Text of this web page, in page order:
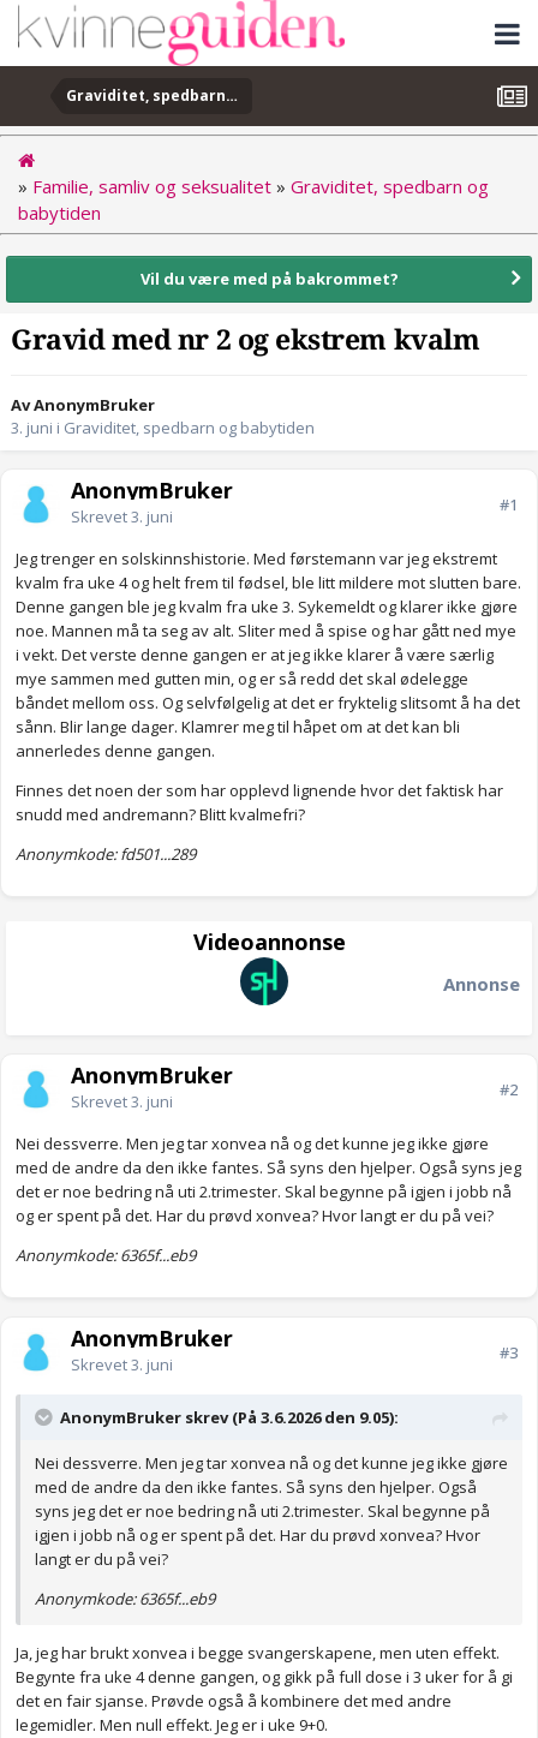
Graviditet, spedbarn og babytiden
» Familie, samliv og seksualitet » Graviditet, spedbarn og
babytiden
Vil du være med på bakrommet?
Gravid med nr 2 og ekstrem kvalm
Av AnonymBruker
3. juni i Graviditet, spedbarn og babytiden
AnonymBruker
Skrevet3. juni
#1
Jeg trenger en solskinnshistorie. Med førstemann var jeg ekstremt
kvalm fra uke 4 og helt frem til fødsel, ble litt mildere mot slutten bare.
Denne gangen ble jeg kvalm fra uke 3. Sykemeldt og klarer ikke gjøre
noe. Mannen må ta seg av alt. Sliter med å spise og har gått ned mye
i vekt. Det verste denne gangen er at jeg ikke klarer å være særlig
mye sammen med gutten min, og er så redd det skal ødelegge
båndet mellom oss. Og selvfølgelig at det er fryktelig slitsomt å ha det
sånn. Blir lange dager. Klamrer meg til håpet om at det kan bli
annerledes denne gangen.
Finnes det noen der som har opplevd lignende hvor det faktisk har
snudd med andremann? Blitt kvalmefri?
Anonymkode: fd501...289
Videoannonse
Annonse
AnonymBruker
Skrevet3. juni
#2
Nei dessverre. Men jeg tar xonvea nå og det kunne jeg ikke gjøre
med de andre da den ikke fantes. Så syns den hjelper. Også syns jeg
det er noe bedring nå uti 2.trimester. Skal begynne på igjen i jobb nå
og er spent på det. Har du prøvd xonvea? Hvor langt er du på vei?
Anonymkode: 6365f...eb9
AnonymBruker
Skrevet3. juni
#3
AnonymBruker skrev (På 3.6.2026 den 9.05):
Nei dessverre. Men jeg tar xonvea nå og det kunne jeg ikke gjøre
med de andre da den ikke fantes. Så syns den hjelper. Også
syns jeg det er noe bedring nå uti 2.trimester. Skal begynne på
igjen i jobb nå og er spent på det. Har du prøvd xonvea? Hvor
langt er du på vei?
Anonymkode: 6365f...eb9
Ja, jeg har brukt xonvea i begge svangerskapene, men uten effekt.
Begynte fra uke 4 denne gangen, og gikk på full dose i 3 uker for å gi
det en fair sjanse. Prøvde også å kombinere det med andre
legemidler. Men null effekt. Jeg er i uke 9+0.